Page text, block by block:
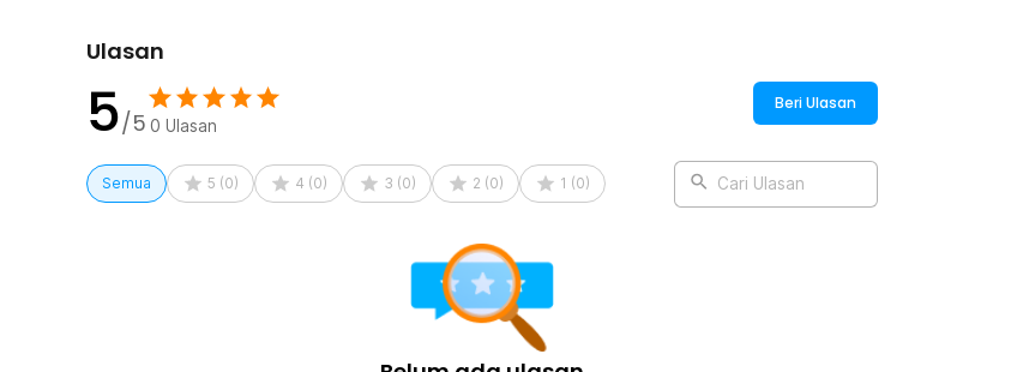
Ulasan
5/5 0 Ulasan
Beri Ulasan
Semua 5 (0) 4 (0) 3 (0) 2 (0) 1 (0) Cari Ulasan